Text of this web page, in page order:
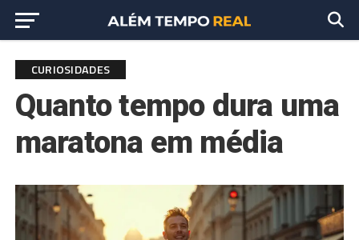
CURIOSIDADES
Quanto tempo dura uma
maratona em média